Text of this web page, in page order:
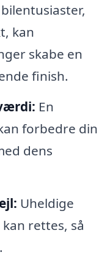
kan
skabe en
finish.
En
forbedre din
dens
Uheldige
rettes, så